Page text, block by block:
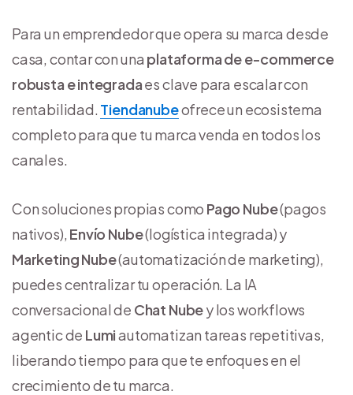
Para un emprendedor que opera su marca desde
casa, contar con una plataforma de e-commerce
robusta e integradaes clave para escalar con
rentabilidad. Tiendanubeofrece un ecosistema
completo para que tu marca venda en todos los
canales.
Con soluciones propias como Pago Nube(pagos
nativos), Envío Nube(logística integrada) y
Marketing Nube(automatización de marketing),
puedes centralizar tu operación. La IA
conversacional de Chat Nubey los workflows
agentic de Lumiautomatizan tareas repetitivas,
liberando tiempo para que te enfoques en el
crecimiento de tu marca.